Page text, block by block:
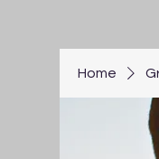
Home